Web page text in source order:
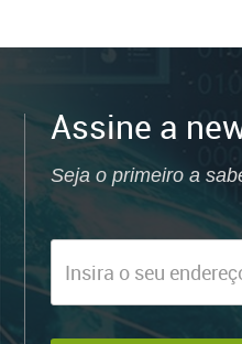
Assine a
Seja o primeiro a